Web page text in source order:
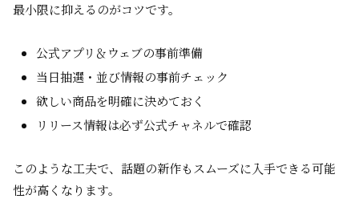
最小限に抑えるのがコツです。
公式アプリ＆ウェブの事前準備
当日抽選・並び情報の事前チェック
欲しい商品を明確に決めておく
リリース情報は必ず公式チャネルで確認
このような工夫で、話題の新作もスムーズに入手できる可能
性が高くなります。